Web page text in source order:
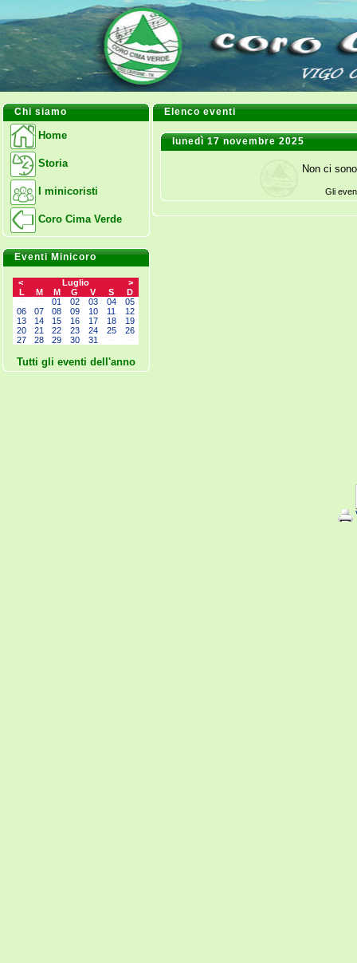
Chi siamo
Home
Storia
I minicoristi
Coro Cima Verde
Eventi Minicoro
< Luglio
>
L
M M G V S
D
01 02 03 04
05
06
07 08 09 10 11
12
13
14 15 16 17 18
19
20
21 22 23 24 25
26
27
28 29 30 31
Tutti gli eventi dell'anno
Elenco eventi
lunedì 17 novembre 2025
Non ci
Gli